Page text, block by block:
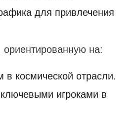
для привлечения
на:
в космической отрасли.
игроками в